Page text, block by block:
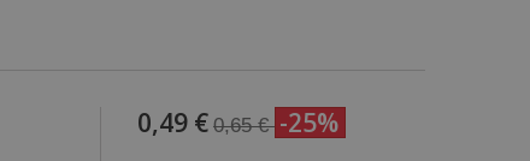
0,49 € 0,65 € -25%